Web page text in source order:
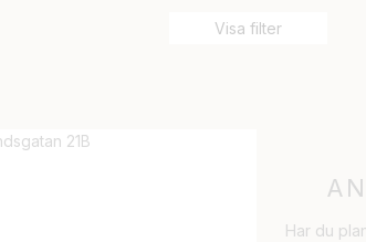
Visa filter
Har du